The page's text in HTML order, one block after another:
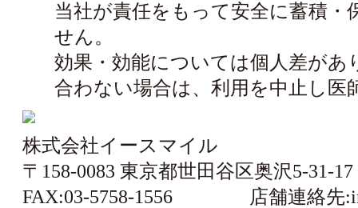
当社が責任をもって安全に蓄積
せん。
効果・効能については個人差があ
合わない場合は、利用を中止し医
株式会社イースマイル
〒158-0083 東京都世田谷区奥沢5-
FAX:03-5758-1556 店舗連絡先